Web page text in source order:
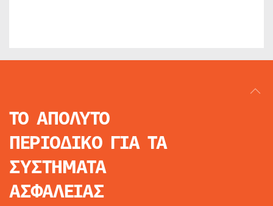
ΤΟ ΑΠΟΛΥΤΟ
ΠΕΡΙΟΔΙΚΟ ΓΙΑ ΤΑ
ΣΥΣΤΗΜΑΤΑ
ΑΣΦΑΛΕΙΑΣ